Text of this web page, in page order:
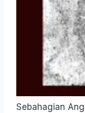
Sebahagian